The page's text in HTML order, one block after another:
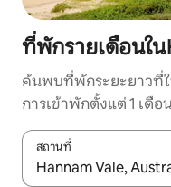
ที่พักรายเดือนใน
ค้นพบที่พักระยะยาวที่
การเข้าพักตั้งแต่ 1 เดือ
สถานที่
ใช้ลูกศรขึ้นลง หรือใช้ก